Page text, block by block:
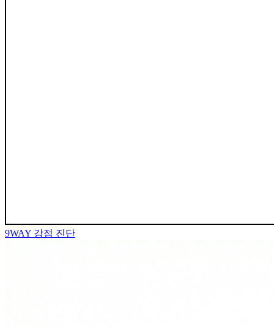
9WAY 강점 진단